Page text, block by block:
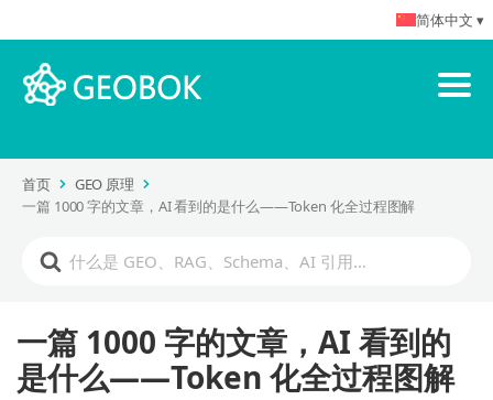
首页
GEO 原理
一篇 1000 字的文章，AI 看到的是什么——Token 化全过程图解
一篇 1000 字的文章，AI 看到的
是什么——Token 化全过程图解
简体中文 ▾